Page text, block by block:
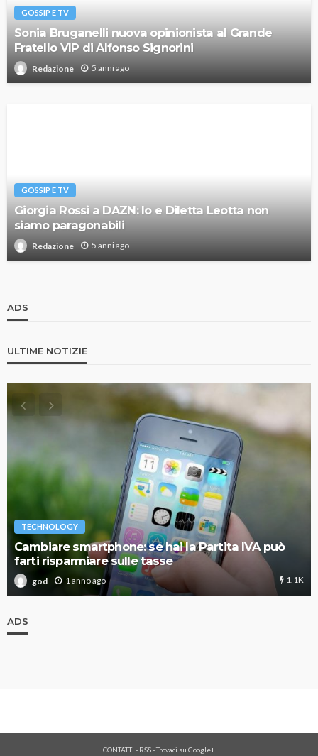
GOSSIP E TV
Sonia Bruganelli nuova opinionista al Grande
Fratello VIP di Alfonso Signorini
Redazione 5 anni ago
GOSSIP E TV
Giorgia Rossi a DAZN: Io e Diletta Leotta non
siamo paragonabili
Redazione 5 anni ago
ADS
ULTIME NOTIZIE
TECHNOLOGY
Cambiare smartphone: se hai la Partita IVA può
farti risparmiare sulle tasse
god 1 anno ago 1.1K
ADS
CONTATTI - RSS-Trovaci su Google+